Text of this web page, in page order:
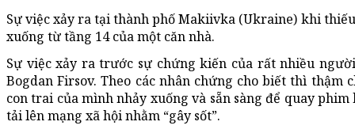
Sự việc xảy ra tại thành phố Makiivka (Ukraine) khi
xuống từ tầng 14 của một căn nhà.
Sự việc xảy ra trước sự chứng kiến của rất nhiều
Bogdan Firsov. Theo các nhân chứng cho biết thì thậm
con trai của mình nhảy xuống và sẵn sàng để quay
tải lên mạng xã hội nhằm “gây sốt”.